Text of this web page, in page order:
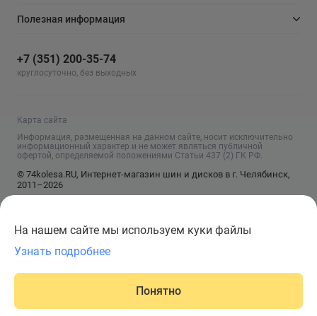
Сообщить о поступлении
Полезная информация
+7 (351) 200-35-74
круглосуточно, без выходных
Карта сайта
Информация, размещенная на данном сайте, носит исключительно
информационный характер и не может являться публичной
офертой, определяемой положениями Статьи 437 (2) ГК РФ.
© 74kolesa.RU, Интернет-магазин шин и дисков в г. Челябинск,
2011–2026
На нашем сайте мы используем куки файлы
Узнать подробнее
Понятно